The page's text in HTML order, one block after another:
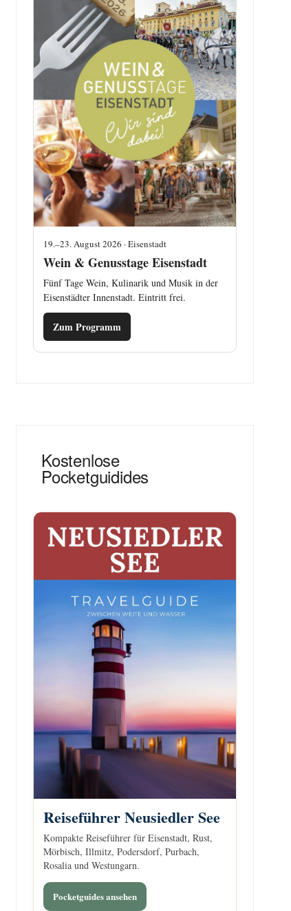
19.–23. August 2026 · Eisenstadt
Wein & Genusstage Eisenstadt
Fünf Tage Wein, Kulinarik und Musik in der
Eisenstädter Innenstadt. Eintritt frei.
Zum Programm
Kostenlose
Pocketguidides
Reiseführer Neusiedler See
Kompakte Reiseführer für Eisenstadt, Rust,
Mörbisch, Illmitz, Podersdorf, Purbach,
Rosalia und Westungarn.
Pocketguides ansehen